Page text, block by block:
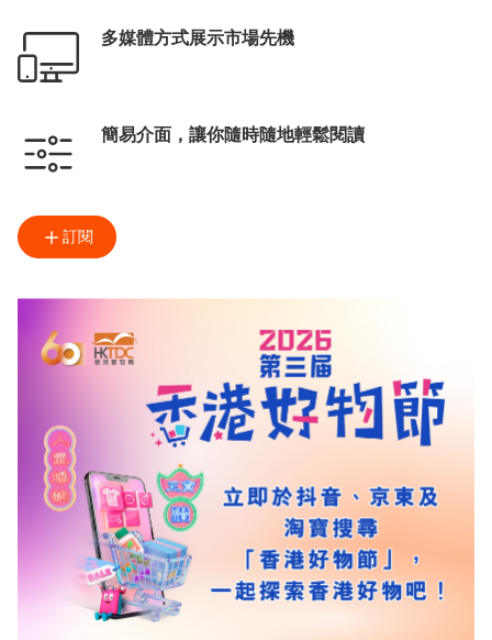
多媒體方式展示市場先機
簡易介面，讓你隨時隨地輕鬆閱讀
訂閱